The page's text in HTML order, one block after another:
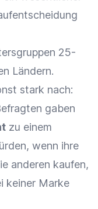
25-
Ländern.
stark nach:
gaben
zu einem
wenn ihre
anderen kaufen,
keiner Marke